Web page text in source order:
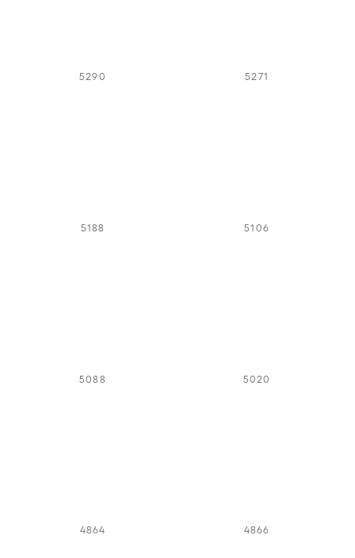
5290 5271
5188 5106
5088 5020
4864 4866